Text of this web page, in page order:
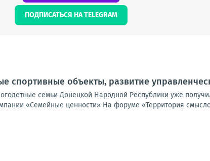
ПОДПИСАТЬСЯ НА TELEGRAM
спортивные объекты, развитие
семьи Донецкой Народной Республики уже
«Семейные ценности» На форуме «Территория